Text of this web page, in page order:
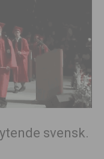
svensk.